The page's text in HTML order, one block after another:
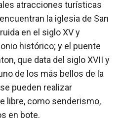
atracciones turísticas
la iglesia de San
en el siglo XV y
histórico; y el puente
que data del siglo XVII y
de los más bellos de la
pueden realizar
libre, como senderismo,
en bote.